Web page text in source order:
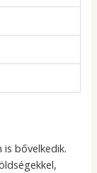
bővelkedik.